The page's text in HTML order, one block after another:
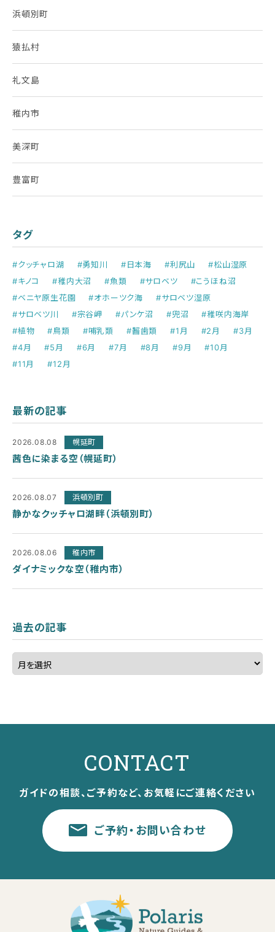
浜頓別町
猿払村
礼文島
稚内市
美深町
豊富町
タグ
#クッチャロ湖 #勇知川 #日本海 #利尻山
#松山湿原
#キノコ
#稚内大沼 #魚類 #サロベツ
#こうほね沼
#ベニヤ原生花園
#オホーツク海
#サロベツ湿原
#サロベツ川
#宗谷岬 #パンケ沼 #兜沼
#稚咲内海岸
#植物
#鳥類 #哺乳類 #齧歯類 #1月 #2月
#3月
#4月
#5月 #6月 #7月 #8月 #9月
#10月
#11月
#12月
最新の記事
2026.08.08 幌延町
茜色に染まる空（幌延町）
2026.08.07 浜頓別町
静かなクッチャロ湖畔（浜頓別町）
2026.08.06 稚内市
ダイナミックな空（稚内市）
過去の記事
CONTACT
ガイドの相談、ご予約など、お気軽にご連絡ください
ご予約・お問い合わせ